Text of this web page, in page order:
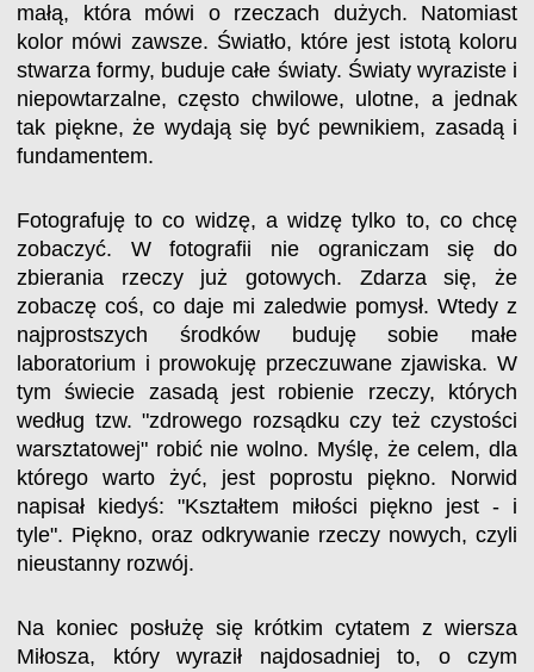
małą, która mówi o rzeczach dużych. Natomiast
kolor mówi zawsze. Światło, które jest istotą koloru
stwarza formy, buduje całe światy. Światy wyraziste i
niepowtarzalne, często chwilowe, ulotne, a jednak
tak piękne, że wydają się być pewnikiem, zasadą i
fundamentem.
Fotografuję to co widzę, a widzę tylko to, co chcę
zobaczyć. W fotografii nie ograniczam się do
zbierania rzeczy już gotowych. Zdarza się, że
zobaczę coś, co daje mi zaledwie pomysł. Wtedy z
najprostszych środków buduję sobie małe
laboratorium i prowokuję przeczuwane zjawiska. W
tym świecie zasadą jest robienie rzeczy, których
według tzw. "zdrowego rozsądku czy też czystości
warsztatowej" robić nie wolno. Myślę, że celem, dla
którego warto żyć, jest poprostu piękno. Norwid
napisał kiedyś: "Kształtem miłości piękno jest - i
tyle". Piękno, oraz odkrywanie rzeczy nowych, czyli
nieustanny rozwój.
Na koniec posłużę się krótkim cytatem z wiersza
Miłosza, który wyraził najdosadniej to, o czym